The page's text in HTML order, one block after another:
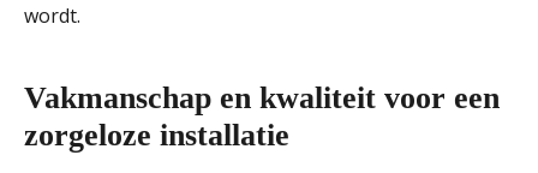
wordt.
Vakmanschap en kwaliteit voor een
zorgeloze installatie